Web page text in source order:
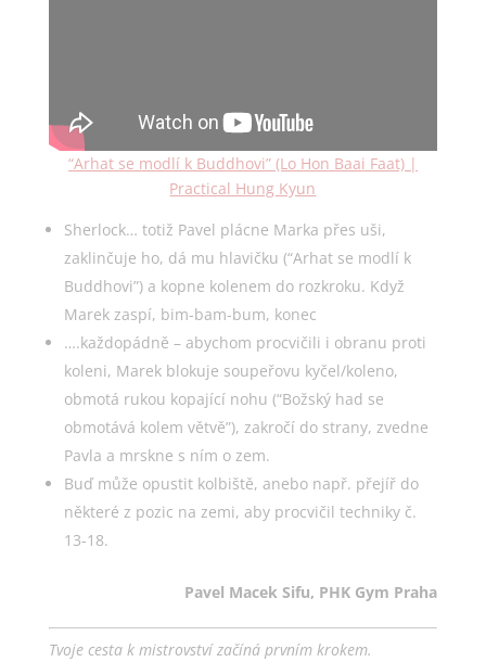
“Arhat se modlí k Buddhovi” (Lo Hon Baai Faat) |
Practical Hung Kyun
Sherlock… totiž Pavel plácne Marka přes uši,
zaklinčuje ho, dá mu hlavičku (“Arhat se modlí k
Buddhovi”) a kopne kolenem do rozkroku. Když
Marek zaspí, bim-bam-bum, konec
….každopádně – abychom procvičili i obranu proti
koleni, Marek blokuje soupeřovu kyčel/koleno,
obmotá rukou kopající nohu (“Božský had se
obmotává kolem větvě”), zakročí do strany, zvedne
Pavla a mrskne s ním o zem.
Buď může opustit kolbiště, anebo např. přejíř do
některé z pozic na zemi, aby procvičil techniky č.
13-18.
Pavel Macek Sifu, PHK Gym Praha
Tvoje cesta k mistrovství začíná prvním krokem.